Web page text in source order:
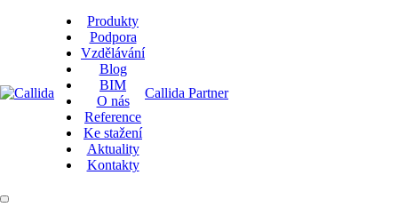
Produkty
Podpora
Vzdělávání
Blog
BIM
O nás
Reference
Ke stažení
Aktuality
Kontakty
Callida Partner